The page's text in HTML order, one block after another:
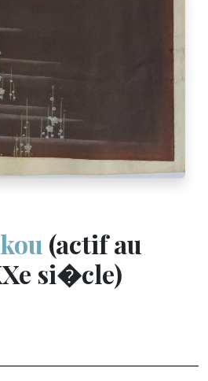
(actif au
si�cle)